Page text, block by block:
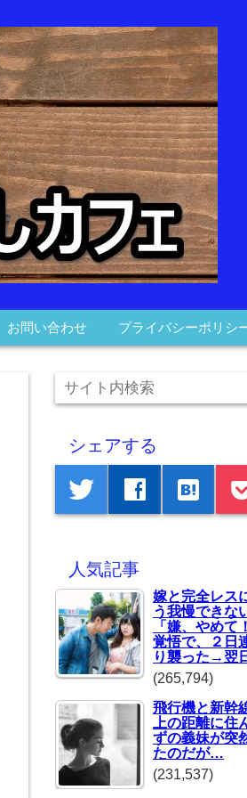
お問い合わせ プライバシーポリシ
シェアする
twitter facebook hatenabookmark
人気記事
嫁と完全レス
う我慢できな
「嫌、やめ
覚悟で、２日
り襲った→
(265,794)
飛行機と新幹
上の距離に住
ずの義妹が突
たのだが…
(231,537)